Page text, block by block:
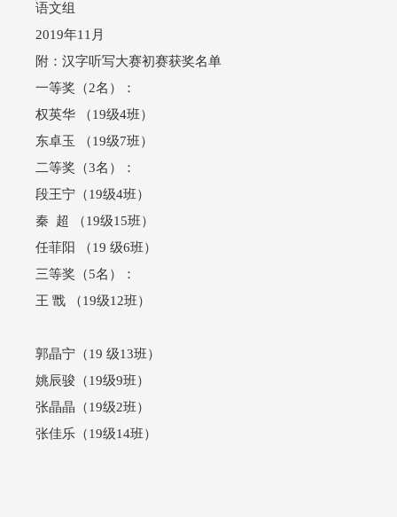
语文组
2019年11月
附：汉字听写大赛初赛获奖名单
一等奖（2名）：
权英华 （19级4班）
东卓玉 （19级7班）
二等奖（3名）：
段王宁（19级4班）
秦 超 （19级15班）
任菲阳 （19 级6班）
三等奖（5名）：
王 戬 （19级12班）
郭晶宁（19 级13班）
姚辰骏（19级9班）
张晶晶（19级2班）
张佳乐（19级14班）